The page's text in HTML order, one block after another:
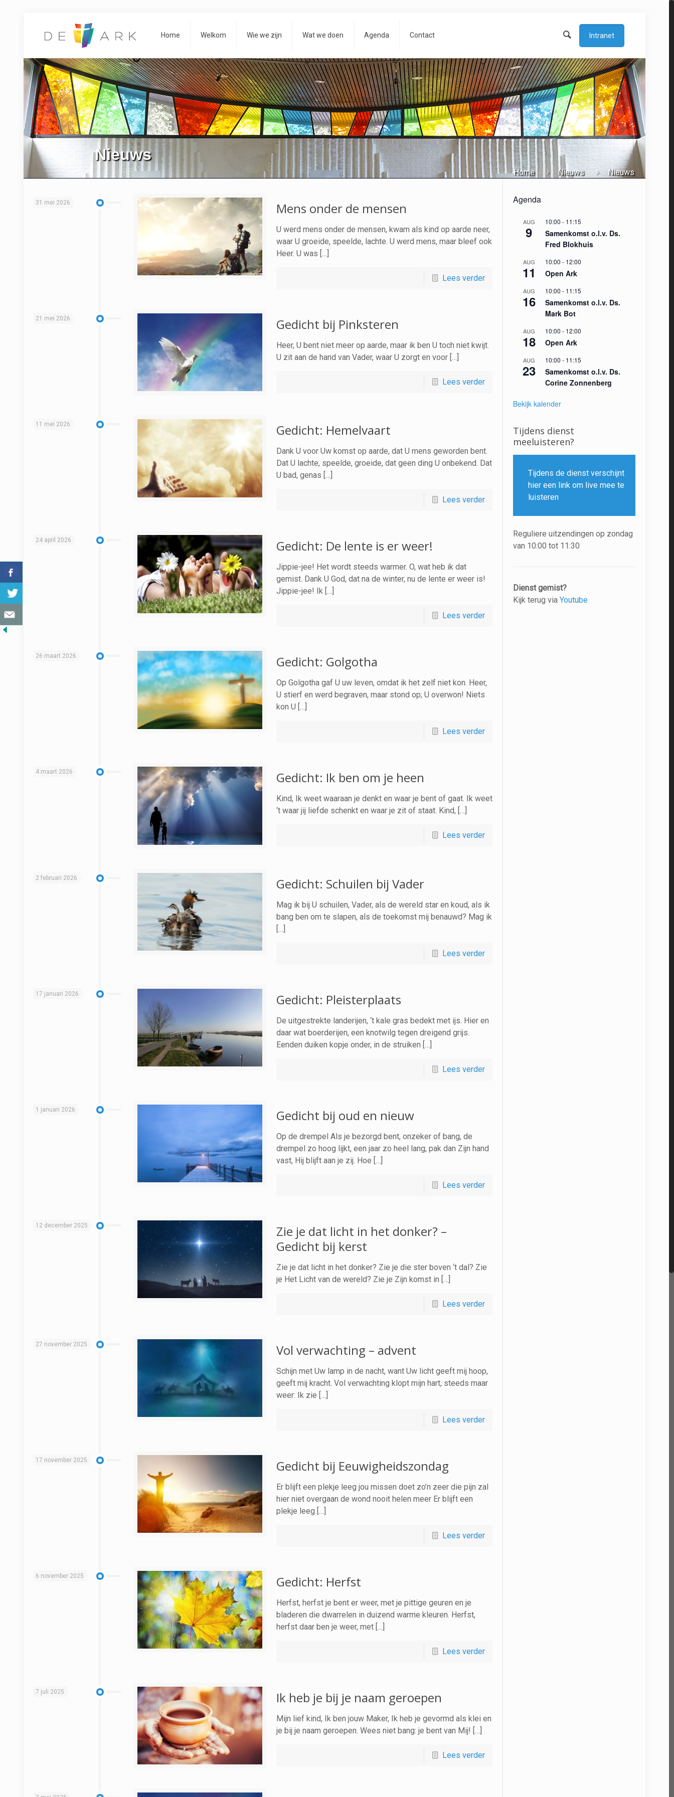
Home Welkom Wie we zijn Wat we doen Agenda Contact Intranet
Nieuws
Home Nieuws Nieuws
31 mei 2026 Mens onder de mensen
U werd mens onder de mensen, kwam als kind op aarde neer,
waar U groeide, speelde, lachte. U werd mens, maar bleef ook
Heer. U was […]
Lees verder
21 mei 2026 Gedicht bij Pinksteren
Heer, U bent niet meer op aarde, maar ik ben U toch niet kwijt.
U zit aan de hand van Vader, waar U zorgt en voor […]
Lees verder
11 mei 2026 Gedicht: Hemelvaart
Dank U voor Uw komst op aarde, dat U mens geworden bent.
Dat U lachte, speelde, groeide, dat geen ding U onbekend. Dat
U bad, genas […]
Lees verder
24 april 2026 Gedicht: De lente is er weer!
Jippie-jee! Het wordt steeds warmer. O, wat heb ik dat
gemist. Dank U God, dat na de winter, nu de lente er weer is!
Jippie-jee! Ik […]
Lees verder
26 maart 2026 Gedicht: Golgotha
Op Golgotha gaf U uw leven, omdat ik het zelf niet kon. Heer,
U stierf en werd begraven, maar stond op; U overwon! Niets
kon U […]
Lees verder
4 maart 2026 Gedicht: Ik ben om je heen
Kind, Ik weet waaraan je denkt en waar je bent of gaat. Ik weet
‘t waar jij liefde schenkt en waar je zit of staat. Kind, […]
Lees verder
2 februari 2026 Gedicht: Schuilen bij Vader
Mag ik bij U schuilen, Vader, als de wereld star en koud, als ik
bang ben om te slapen, als de toekomst mij benauwd? Mag ik
[…]
Lees verder
17 januari 2026 Gedicht: Pleisterplaats
De uitgestrekte landerijen, ‘t kale gras bedekt met ijs. Hier en
daar wat boerderijen, een knotwilg tegen dreigend grijs.
Eenden duiken kopje onder, in de struiken […]
Lees verder
1 januari 2026 Gedicht bij oud en nieuw
Op de drempel Als je bezorgd bent, onzeker of bang, de
drempel zo hoog lijkt, een jaar zo heel lang, pak dan Zijn hand
vast, Hij blijft aan je zij. Hoe […]
Lees verder
12 december 2025
Zie je dat licht in het donker? –
Gedicht bij kerst
Zie je dat licht in het donker? Zie je die ster boven ‘t dal? Zie
je Het Licht van de wereld? Zie je Zijn komst in […]
Lees verder
27 november 2025 Vol verwachting – advent
Schijn met Uw lamp in de nacht, want Uw licht geeft mij hoop,
geeft mij kracht. Vol verwachting klopt mijn hart, steeds maar
weer: Ik zie […]
Lees verder
17 november 2025 Gedicht bij Eeuwigheidszondag
Er blijft een plekje leeg jou missen doet zo’n zeer die pijn zal
hier niet overgaan de wond nooit helen meer Er blijft een
plekje leeg […]
Lees verder
6 november 2025 Gedicht: Herfst
Herfst, herfst je bent er weer, met je pittige geuren en je
bladeren die dwarrelen in duizend warme kleuren. Herfst,
herfst daar ben je weer, met […]
Lees verder
7 juli 2025 Ik heb je bij je naam geroepen
Mijn lief kind, Ik ben jouw Maker, Ik heb je gevormd als klei en
je bij je naam geroepen. Wees niet bang: je bent van Mij! […]
Lees verder
Agenda
AUG
9
10:00 - 11:15
Samenkomst o.l.v. Ds.
Fred Blokhuis
AUG
11
10:00 - 12:00
Open Ark
AUG
16
10:00 - 11:15
Samenkomst o.l.v. Ds.
Mark Bot
AUG
18
10:00 - 12:00
Open Ark
AUG
23
10:00 - 11:15
Samenkomst o.l.v. Ds.
Corine Zonnenberg
Bekijk kalender
Tijdens dienst
meeluisteren?
Tijdens de dienst verschijnt
hier een link om live mee te
luisteren
Reguliere uitzendingen op zondag
van 10:00 tot 11:30
Dienst gemist?
Kijk terug via Youtube